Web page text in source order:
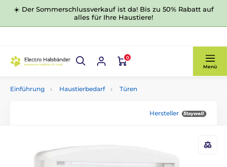
☀️ Der Sommerschlussverkauf ist da! Bis zu 50% Rabatt auf
alles für Ihre Haustiere!
0
Menü
Einführung Haustierbedarf Türen
Hersteller